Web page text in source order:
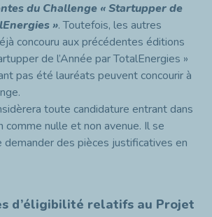
du Challenge « Startupper de
». Toutefois, les autres
concouru aux précédentes éditions
de l’Année par TotalEnergies »
pas été lauréats peuvent concourir à
toute candidature entrant dans
comme nulle et non avenue. Il se
des pièces justificatives en
d’éligibilité relatifs au Projet